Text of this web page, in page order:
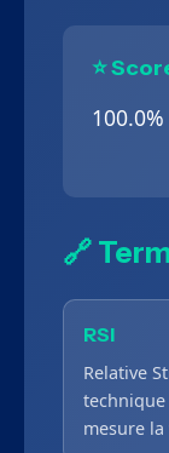
⭐
🔗
RSI
Relative
technique
mesure